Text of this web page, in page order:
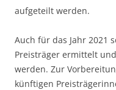
aufgeteilt werden.
Auch für das Jahr 2021
Preisträger ermittelt
werden. Zur
künftigen